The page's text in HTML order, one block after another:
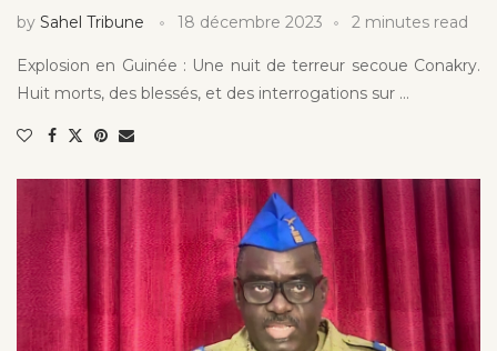
by Sahel Tribune 18 décembre 2023 2 minutes read
Explosion en Guinée : Une nuit de terreur secoue Conakry.
Huit morts, des blessés, et des interrogations sur …